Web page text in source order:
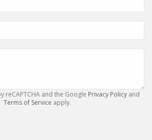
reCAPTCHA and the Google Privacy Policy and
Terms of Service apply.